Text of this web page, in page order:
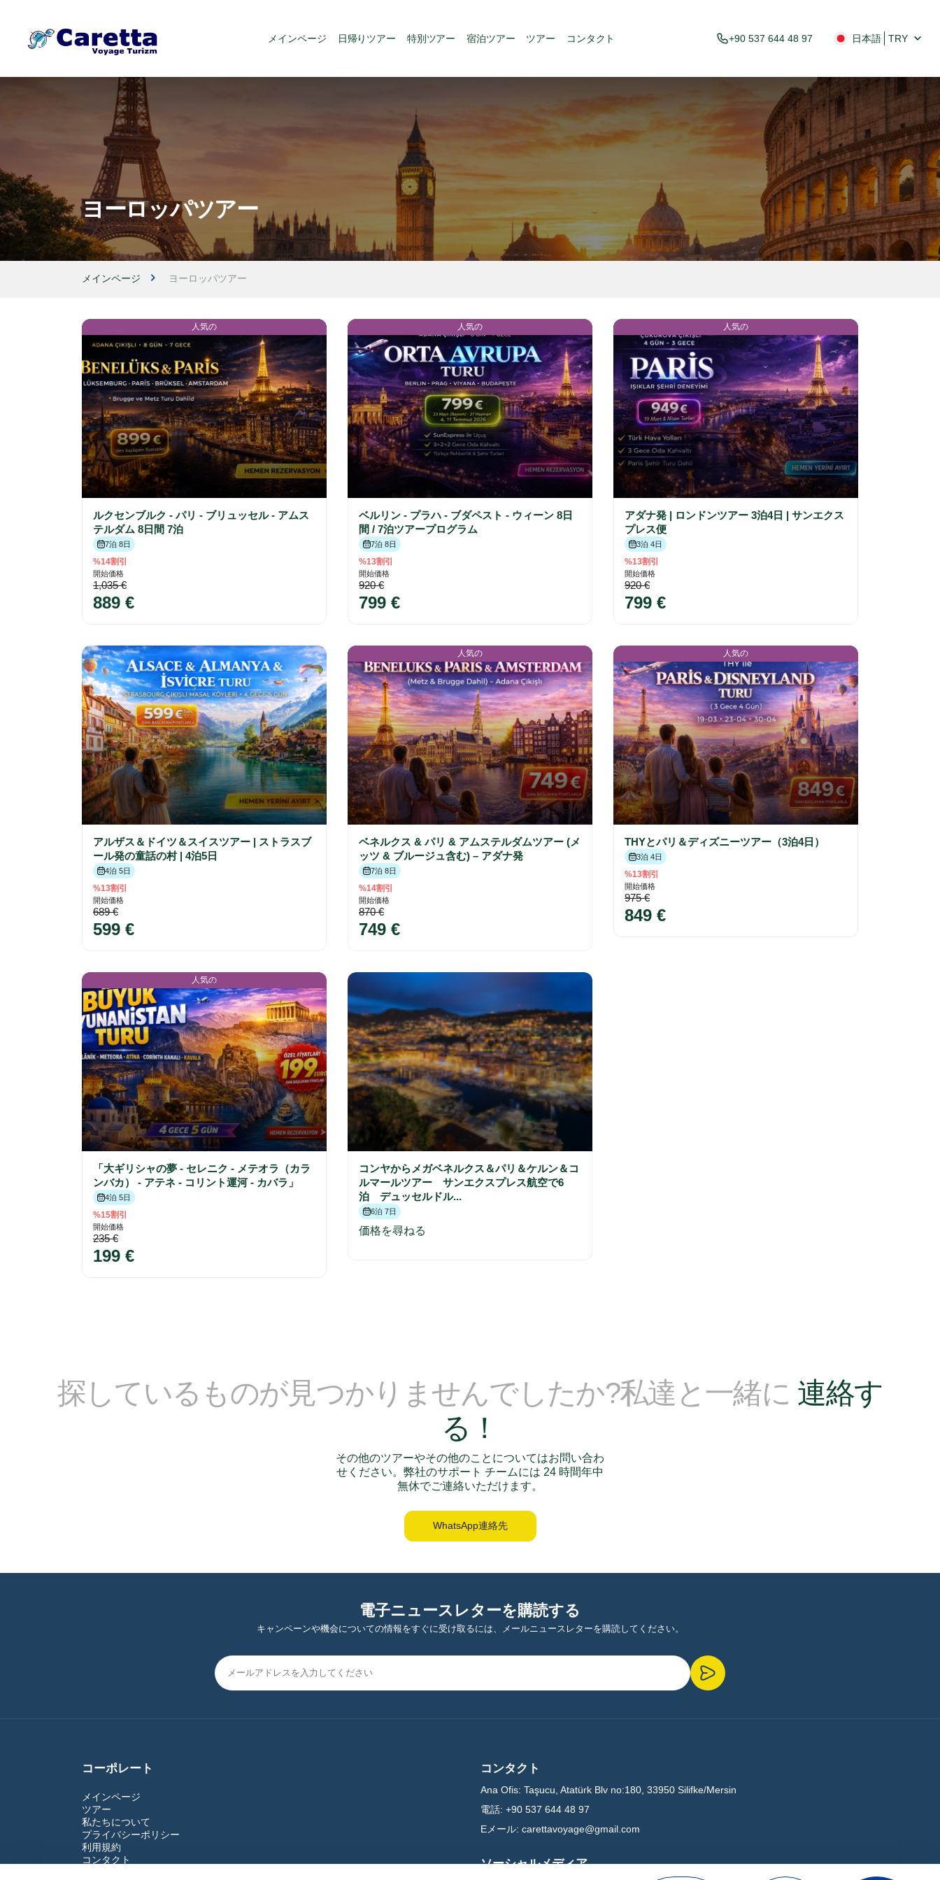
メインページ 日帰りツアー 特別ツアー 宿泊ツアー ツアー コンタクト +90 537 644 48 97 日本語 TRY
ヨーロッパツアー
メインページ ヨーロッパツアー
人気の
ルクセンブルク - パリ - ブリュッセル - アムス
テルダム 8日間 7泊
7泊 8日
%14割引
開始価格
1,035 €
889 €
人気の
ベルリン - プラハ - ブダペスト - ウィーン 8日
間 / 7泊ツアープログラム
7泊 8日
%13割引
開始価格
920 €
799 €
人気の
アダナ発 | ロンドンツアー 3泊4日 | サンエクス
プレス便
3泊 4日
%13割引
開始価格
920 €
799 €
アルザス＆ドイツ＆スイスツアー | ストラスブ
ール発の童話の村 | 4泊5日
4泊 5日
%13割引
開始価格
689 €
599 €
人気の
ベネルクス & パリ & アムステルダムツアー (メ
ッツ & ブルージュ含む) – アダナ発
7泊 8日
%14割引
開始価格
870 €
749 €
人気の
THYとパリ＆ディズニーツアー（3泊4日）
3泊 4日
%13割引
開始価格
975 €
849 €
人気の
「大ギリシャの夢 - セレニク - メテオラ（カラ
ンバカ） - アテネ - コリント運河 - カバラ」
4泊 5日
%15割引
開始価格
235 €
199 €
コンヤからメガベネルクス＆パリ＆ケルン＆コ
ルマールツアー サンエクスプレス航空で6
泊 デュッセルドル...
6泊 7日
価格を尋ねる
探しているものが見つかりませんでしたか?私達と一緒に 連絡す
る！
その他のツアーやその他のことについてはお問い合わ
せください。弊社のサポート チームには 24 時間年中
無休でご連絡いただけます。
WhatsApp連絡先
電子ニュースレターを購読する
キャンペーンや機会についての情報をすぐに受け取るには、メールニュースレターを購読してください。
コーポレート
メインページ
ツアー
私たちについて
プライバシーポリシー
利用規約
コンタクト
コンタクト
Ana Ofis: Taşucu, Atatürk Blv no:180, 33950 Silifke/Mersin
電話: +90 537 644 48 97
Eメール: carettavoyage@gmail.com
ソーシャルメディア